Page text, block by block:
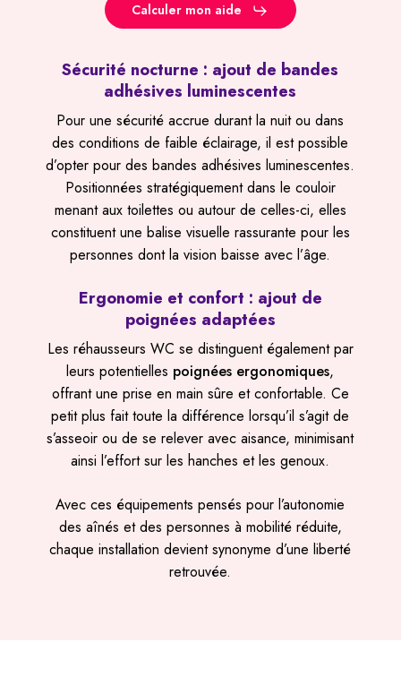
Calculer mon aide
Sécurité nocturne : ajout de bandes
adhésives luminescentes
Pour une sécurité accrue durant la nuit ou dans
des conditions de faible éclairage, il est possible
d’opter pour des bandes adhésives luminescentes.
Positionnées stratégiquement dans le couloir
menant aux toilettes ou autour de celles-ci, elles
constituent une balise visuelle rassurante pour les
personnes dont la vision baisse avec l’âge.
Ergonomie et confort : ajout de
poignées adaptées
Les réhausseurs WC se distinguent également par
leurs potentielles poignées ergonomiques,
offrant une prise en main sûre et confortable. Ce
petit plus fait toute la différence lorsqu’il s’agit de
s’asseoir ou de se relever avec aisance, minimisant
ainsi l’effort sur les hanches et les genoux.
Avec ces équipements pensés pour l’autonomie
des aînés et des personnes à mobilité réduite,
chaque installation devient synonyme d’une liberté
retrouvée.